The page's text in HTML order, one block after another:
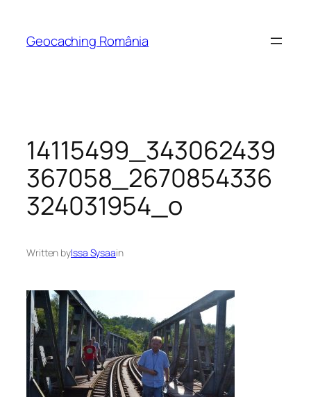
content
Geocaching România
14115499_343062439
367058_2670854336
324031954_o
Written byIssa Sysaain